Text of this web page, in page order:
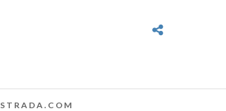
STRADA.COM